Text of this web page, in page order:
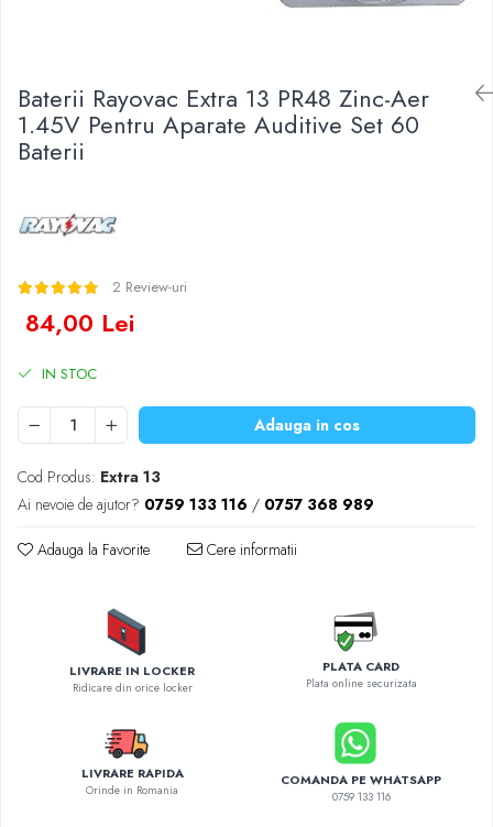
Lanterne
Lampi
Kit-uri vlogging
Convertoare tensiune
Prelungitoare
Ventilatoare
Diverse gadgeturi
Periferice PC
Accesorii auto
Redresoare
Roboti pornire
Diverse accesorii auto
Invertoare Auto
Aparate de spalat cu presiune
Baterii Rayovac Extra 13 PR48 Zinc-Aer
1.45V Pentru Aparate Auditive Set 60
Baterii
2 Review-uri
84,00 Lei
IN STOC
Adauga in cos
Cod Produs: Extra 13
Ai nevoie de ajutor? 0759 133 116 / 0757 368 989
Adauga la Favorite Cere informatii
LIVRARE IN LOCKER
Ridicare din orice locker
PLATA CARD
Plata online securizata
LIVRARE RAPIDA
Orinde in Romania
COMANDA PE WHATSAPP
0759 133 116